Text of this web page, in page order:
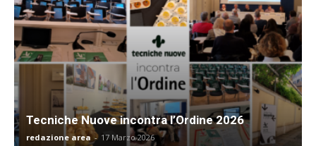
Tecniche Nuove incontra l’Ordine 2026
redazione area - 17 Marzo 2026